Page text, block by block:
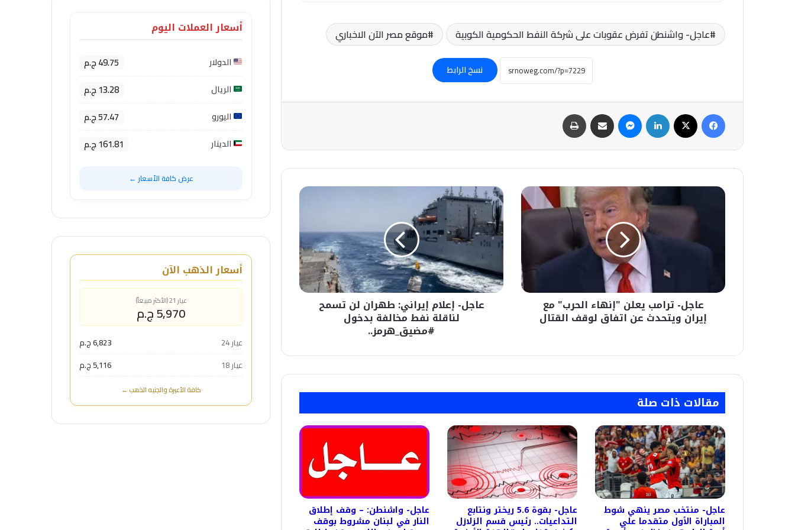
عاجل- واشنطن تفرض عقوبات على شركة النفط الحكومية الكوبية موقع مصر الآن الاخباري
نسخ الرابط
فيسبوك لينكدإن ماسنجر مشاركة عبر البريد
عاجل-
عن
لوقف
عاجل- ترامب يعلن "إنهاء الحرب" مع
إيران ويتحدث عن اتفاق لوقف القتال
عاجل-
إعلام
إيراني:
طهران
لن
تسمح
لناقلة
نفط
مخالفة
بدخول
#مضيق_هرمز..
عاجل- إعلام إيراني: طهران لن تسمح
لناقلة نفط مخالفة بدخول
#مضيق_هرمز..
مقالات ذات صلة
عاجل- منتخب مصر ينهي شوط
المباراة الأول متقدما علي
عاجل- بقوة 5.6 ريختر ونتابع
التداعيات.. رئيس قسم الزلازل
عاجل- واشنطن: – وقف إطلاق
النار في لبنان مشروط بوقف
أسعار العملات اليوم
الدولار 49.75 ج.م
الريال 13.28 ج.م
اليورو 57.47 ج.م
الدينار 161.81 ج.م
عرض كافة الأسعار ←
أسعار الذهب الآن
عيار 21 (الأكثر مبيعاً)
5,970 ج.م
عيار 24
6,823 ج.م
عيار 18
5,116 ج.م
كافة الأعيرة والجنيه الذهب ←